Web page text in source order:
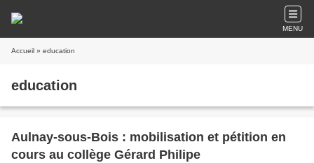
MENU
Accueil » education
education
Aulnay-sous-Bois : mobilisation et pétition en
cours au collège Gérard Philipe